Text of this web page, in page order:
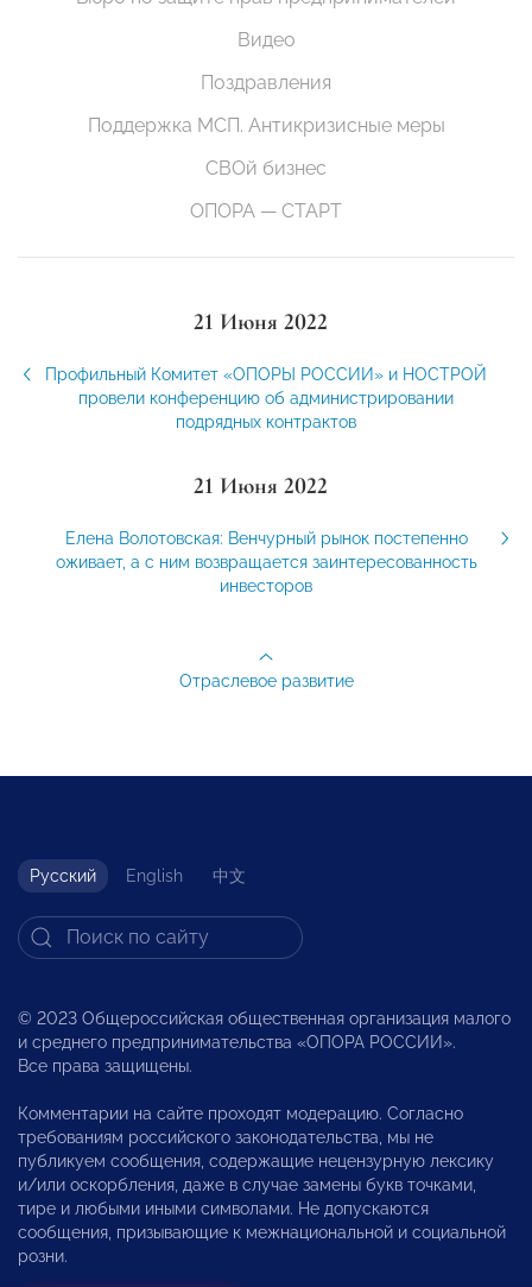
Видео
Поздравления
Поддержка МСП. Антикризисные меры
СВОй бизнес
ОПОРА — СТАРТ
21 Июня 2022
Профильный Комитет «ОПОРЫ РОССИИ» и НОСТРОЙ
провели конференцию об администрировании
подрядных контрактов
21 Июня 2022
Елена Волотовская: Венчурный рынок постепенно
оживает, а с ним возвращается заинтересованность
инвесторов
Отраслевое развитие
Русский English 中文
© 2023 Общероссийская общественная организация малого
и среднего предпринимательства «ОПОРА РОССИИ».
Все права защищены.
Комментарии на сайте проходят модерацию. Согласно
требованиям российского законодательства, мы не
публикуем сообщения, содержащие нецензурную лексику
и/или оскорбления, даже в случае замены букв точками,
тире и любыми иными символами. Не допускаются
сообщения, призывающие к межнациональной и социальной
розни.